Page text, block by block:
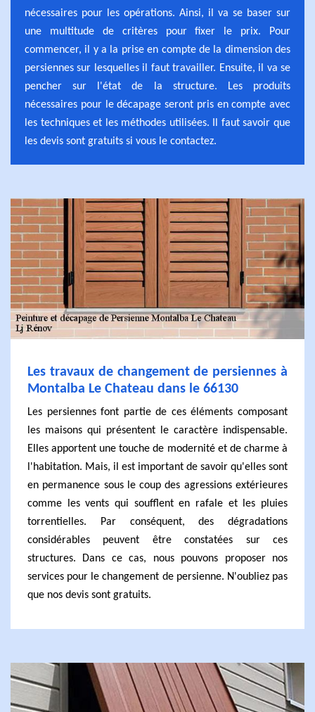
nécessaires pour les opérations. Ainsi, il va se baser sur
une multitude de critères pour fixer le prix. Pour
commencer, il y a la prise en compte de la dimension des
persiennes sur lesquelles il faut travailler. Ensuite, il va se
pencher sur l'état de la structure. Les produits
nécessaires pour le décapage seront pris en compte avec
les techniques et les méthodes utilisées. Il faut savoir que
les devis sont gratuits si vous le contactez.
Les travaux de changement de persiennes à
Montalba Le Chateau dans le 66130
Les persiennes font partie de ces éléments composant
les maisons qui présentent le caractère indispensable.
Elles apportent une touche de modernité et de charme à
l'habitation. Mais, il est important de savoir qu'elles sont
en permanence sous le coup des agressions extérieures
comme les vents qui soufflent en rafale et les pluies
torrentielles. Par conséquent, des dégradations
considérables peuvent être constatées sur ces
structures. Dans ce cas, nous pouvons proposer nos
services pour le changement de persienne. N'oubliez pas
que nos devis sont gratuits.